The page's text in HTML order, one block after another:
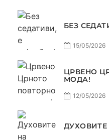
БЕЗ
15/05/2026
ЦРВЕНО
МОДА!
12/05/2026